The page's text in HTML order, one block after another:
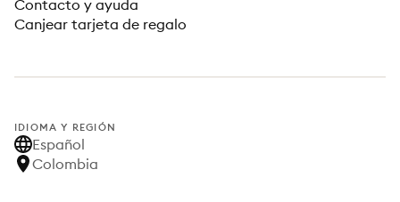
Contacto y ayuda
Canjear tarjeta de regalo
IDIOMA Y REGIÓN
Español
Colombia